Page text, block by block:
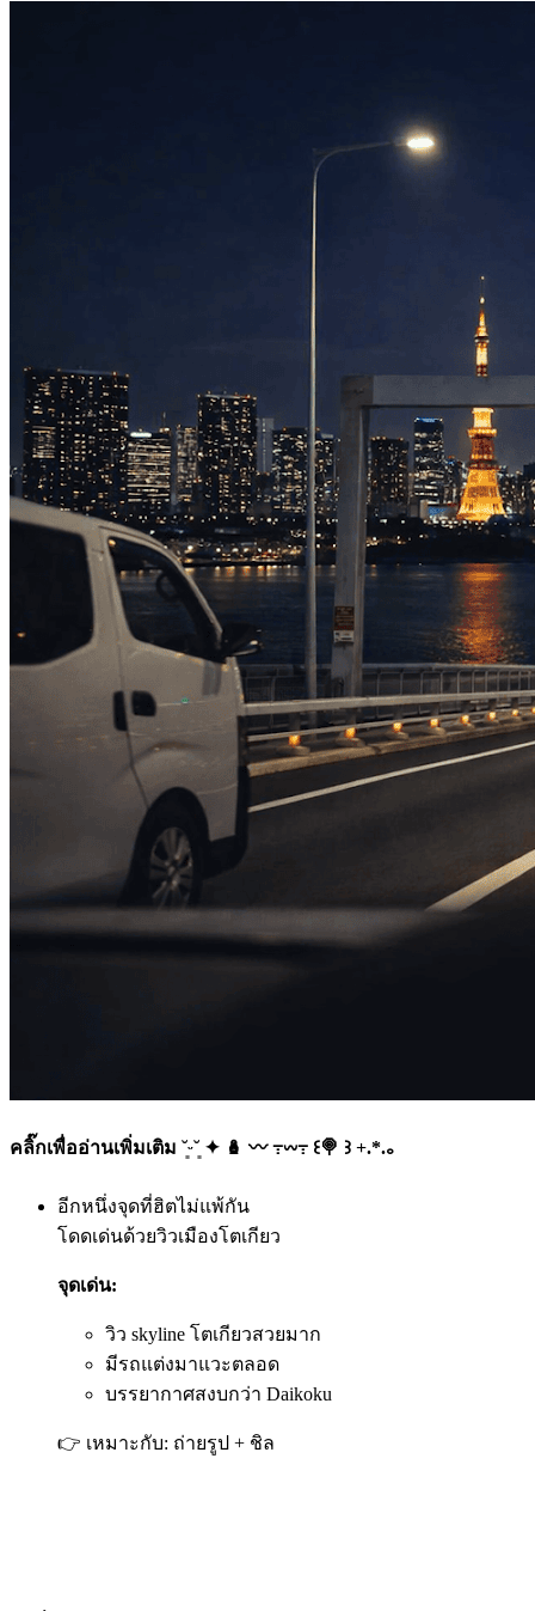
คลิ๊กเพื่ออ่านเพิ่มเติม ˘͈ᵕ˘͈ ✦ 🪆 〰️ ߹𖥦߹ ꒰🍭 ꒱ +.*.｡
อีกหนึ่งจุดที่ฮิตไม่แพ้กัน
โดดเด่นด้วยวิวเมืองโตเกียว
จุดเด่น:
วิว skyline โตเกียวสวยมาก
มีรถแต่งมาแวะตลอด
บรรยากาศสงบกว่า Daikoku
👉 เหมาะกับ: ถ่ายรูป + ชิล